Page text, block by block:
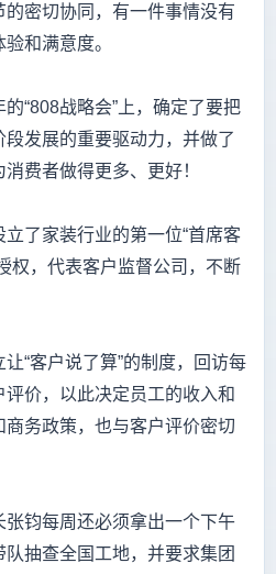
密切协同，有一件事情没有
和满意度。
战略会”上，确定了要把
发展的重要驱动力，并做了
费者做得更多、更好！
了家装行业的第一位“首席客
权，代表客户监督公司，不断
客户说了算”的制度，回访每
价，以此决定员工的收入和
务政策，也与客户评价密切
钧每周还必须拿出一个下午
抽查全国工地，并要求集团